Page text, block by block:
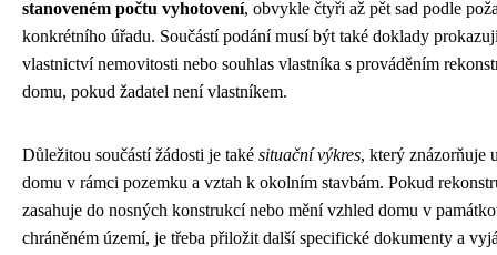
stanoveném počtu vyhotovení, obvykle čtyři až pět sad podle
konkrétního úřadu. Součástí podání musí být také doklady
vlastnictví nemovitosti nebo souhlas vlastníka s prováděním
domu, pokud žadatel není vlastníkem.
Důležitou součástí žádosti je také situační výkres, který znázorňuje
domu v rámci pozemku a vztah k okolním stavbám. Pokud
zasahuje do nosných konstrukcí nebo mění vzhled domu v
chráněném území, je třeba přiložit další specifické dokumenty a